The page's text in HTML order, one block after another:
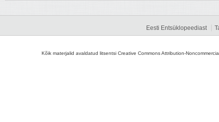
Eesti Entsüklopeediast
Kõik materjalid avaldatud litsentsi Creative Commons Attribution-